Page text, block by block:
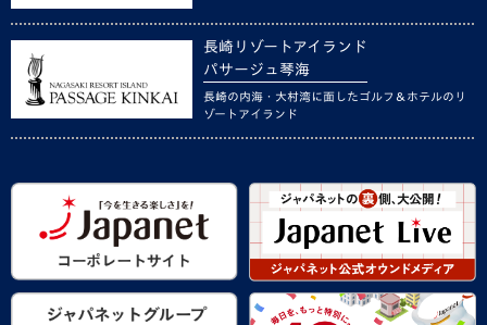
長崎リゾートアイランド
パサージュ琴海
長崎の内海・大村湾に面したゴルフ＆ホテルのリ
ゾートアイランド